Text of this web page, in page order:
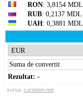
RON: 3,8154 MDL
RUB: 0,2137 MDL
UAH: 0,3881 MDL
Rezultat: -
sursa: cursbnm.md